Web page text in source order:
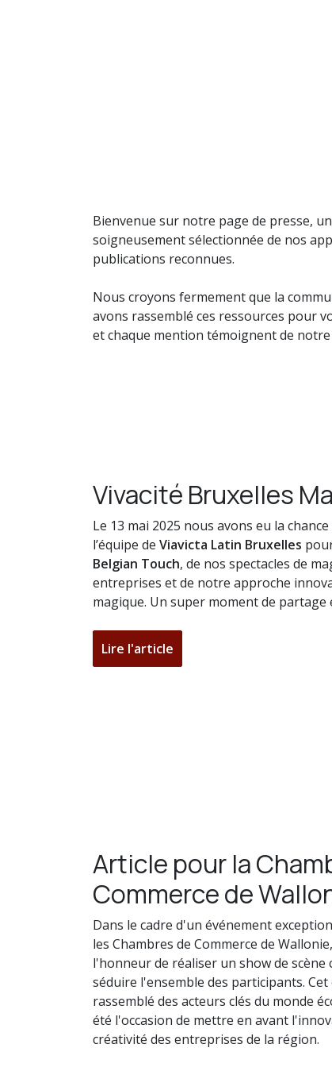
Bienvenue sur notre page de presse,
soigneusement sélectionnée de nos
publications reconnues.
Nous croyons fermement que la
avons rassemblé ces ressources pour
et chaque mention témoignent de
Vivacité Bruxelles
Le 13 mai 2025 nous avons eu la
l’équipe de Viavicta Latin Bruxelles
Belgian Touch, de nos spectacles de
entreprises et de notre approche
magique. Un super moment de partage
Lire l'article
Article pour la
Commerce de
Dans le cadre d'un événement
les Chambres de Commerce de
l'honneur de réaliser un show de scène
séduire l'ensemble des participants.
rassemblé des acteurs clés du monde
été l'occasion de mettre en avant
créativité des entreprises de la région.